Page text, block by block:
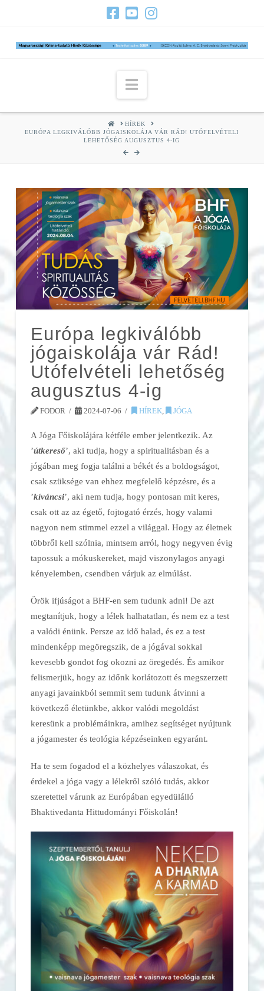
Navigation
HOMEHÍREK
EURÓPA LEGKIVÁLÓBB JÓGAISKOLÁJA VÁR RÁD! UTÓFELVÉTELI
LEHETŐSÉG AUGUSZTUS 4-IG
Európa legkiválóbb
jógaiskolája vár Rád!
Utófelvételi lehetőség
augusztus 4-ig
FODOR 2024-07-06 HÍREK, JÓGA
A Jóga Főiskolájára kétféle ember jelentkezik. Az
’útkereső’, aki tudja, hogy a spiritualitásban és a
jógában meg fogja találni a békét és a boldogságot,
csak szüksége van ehhez megfelelő képzésre, és a
’kíváncsi’, aki nem tudja, hogy pontosan mit keres,
csak ott az az égető, fojtogató érzés, hogy valami
nagyon nem stimmel ezzel a világgal. Hogy az életnek
többről kell szólnia, mintsem arról, hogy negyven évig
tapossuk a mókuskereket, majd viszonylagos anyagi
kényelemben, csendben várjuk az elmúlást.
Örök ifjúságot a BHF-en sem tudunk adni! De azt
megtanítjuk, hogy a lélek halhatatlan, és nem ez a test
a valódi énünk. Persze az idő halad, és ez a test
mindenképp megöregszik, de a jógával sokkal
kevesebb gondot fog okozni az öregedés. És amikor
felismerjük, hogy az időnk korlátozott és megszerzett
anyagi javainkból semmit sem tudunk átvinni a
következő életünkbe, akkor valódi megoldást
keresünk a problémáinkra, amihez segítséget nyújtunk
a jógamester és teológia képzéseinken egyaránt.
Ha te sem fogadod el a közhelyes válaszokat, és
érdekel a jóga vagy a lélekről szóló tudás, akkor
szeretettel várunk az Európában egyedülálló
Bhaktivedanta Hittudományi Főiskolán!